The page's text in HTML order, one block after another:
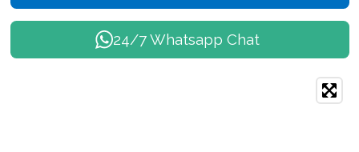
24/7 Whatsapp Chat